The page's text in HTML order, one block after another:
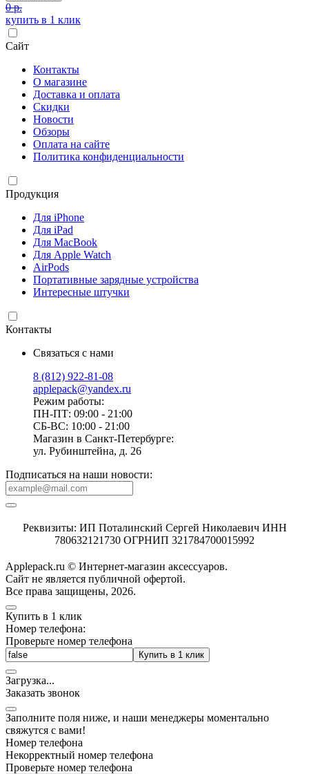
0 р.
купить в 1 клик
Сайт
Контакты
О магазине
Доставка и оплата
Скидки
Новости
Обзоры
Оплата на сайте
Политика конфиденциальности
Продукция
Для iPhone
Для iPad
Для MacBook
Для Apple Watch
AirPods
Портативные зарядные устройства
Интересные штучки
Контакты
Связаться с нами
8 (812) 922-81-08
applepack@yandex.ru
Режим работы:
ПН-ПТ: 09:00 - 21:00
СБ-ВС: 10:00 - 21:00
Магазин в Санкт-Петербурге:
ул. Рубинштейна, д. 26
Подписаться на наши новости:
Реквизиты: ИП Поталинский Сергей Николаевич ИНН
780632121730 ОГРНИП 321784700015992
Applepack.ru © Интернет-магазин аксессуаров.
Cайт не является публичной офертой.
Все права защищены, 2026.
Купить в 1 клик
Номер телефона:
Проверьте номер телефона
Купить в 1 клик
Загрузка...
Заказать звонок
Заполните поля ниже, и наши менеджеры моментально
свяжутся с вами!
Номер телефона
Некорректный номер телефона
Проверьте номер телефона